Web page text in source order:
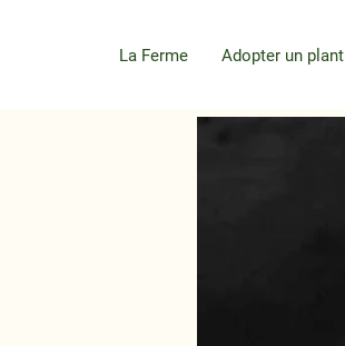
La Ferme Adopter un plant